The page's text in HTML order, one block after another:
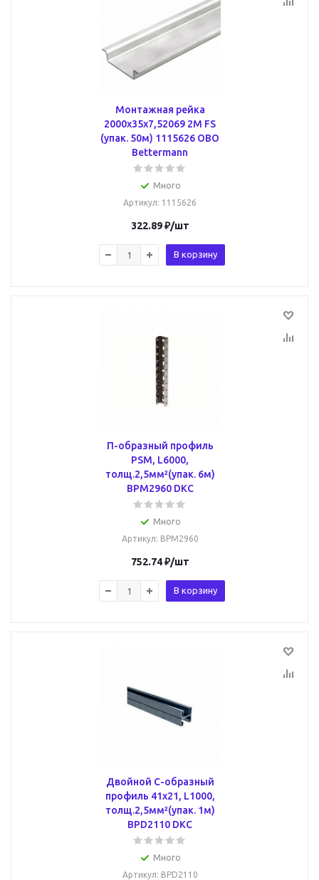
Монтажная рейка
2000x35x7,52069 2M FS
(упак. 50м) 1115626 OBO
Bettermann
Много
Артикул: 1115626
322.89₽/шт
В корзину
П-образный профиль
PSM, L6000,
толщ.2,5мм²(упак. 6м)
BPM2960 DKC
Много
Артикул: BPM2960
752.74₽/шт
В корзину
Двойной С-образный
профиль 41х21, L1000,
толщ.2,5мм²(упак. 1м)
BPD2110 DKC
Много
Артикул: BPD2110